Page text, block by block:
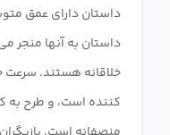
داستان دارای عمق
داستان به آنها منجر
خلاقانه هستند.
کننده است، و طرح